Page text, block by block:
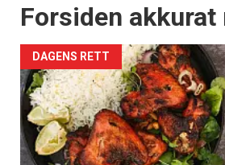
Forsiden akkurat
DAGENS RETT